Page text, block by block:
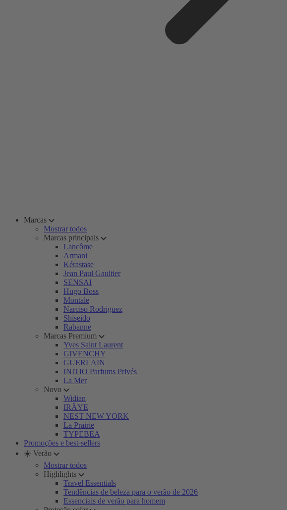
Marcas
Mostrar todos
Marcas principais
Lancôme
Armani
Kérastase
Jean Paul Gaultier
SENSAI
Hugo Boss
Montale
Narciso Rodriguez
Shiseido
Rabanne
Marcas Premium
Yves Saint Laurent
GIVENCHY
GUERLAIN
INITIO Parfums Privés
La Mer
Novo
Widian
IRÄYE
NEST NEW YORK
La Prairie
TYPEBEA
Promoções e best-sellers
☀️ Verão
Mostrar todos
Highlights
Travel Essentials
Tendências de beleza para o verão de 2026
Essenciais de verão para homem